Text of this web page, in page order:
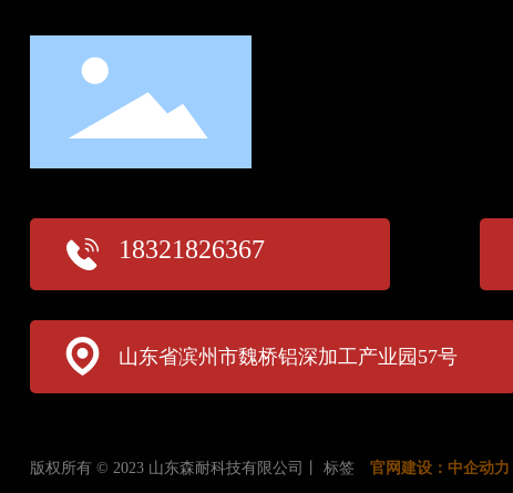
18321826367
山东省滨州市魏桥铝深加工产业园57号
版权所有 © 2023 山东森耐科技有限公司丨 标签 官网建设： 中企动力